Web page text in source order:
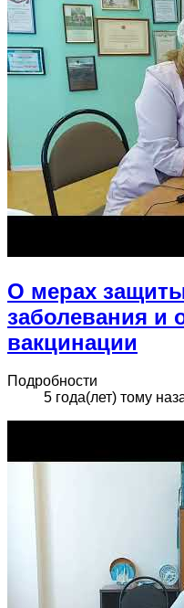
О мерах
заболевания и
вакцинации
Подробности
5 года(лет) тому